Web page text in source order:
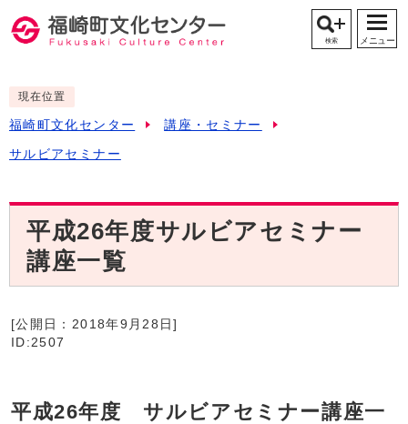
検索 メニュー
現在位置
福崎町文化センター 講座・セミナー
サルビアセミナー
平成26年度サルビアセミナー
講座一覧
[公開日： 2018年9月28日]
ID:2507
平成26年度 サルビアセミナー講座一